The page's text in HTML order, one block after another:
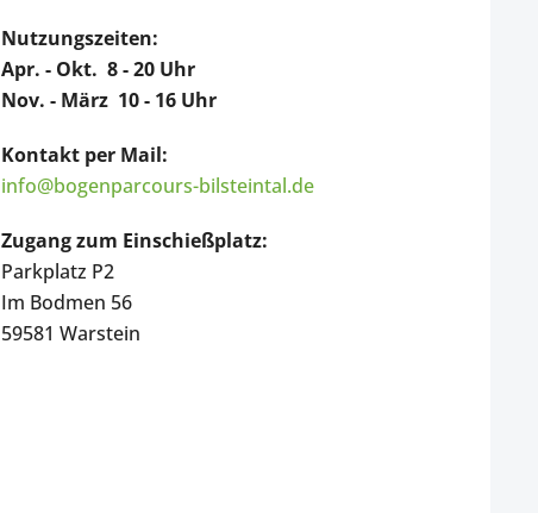
Nutzungszeiten:
Apr. - Okt. 8 - 20 Uhr
Nov. - März 10 - 16 Uhr
Kontakt per Mail:
info@bogenparcours-bilsteintal.de
Zugang zum Einschießplatz:
Parkplatz P2
Im Bodmen 56
59581 Warstein